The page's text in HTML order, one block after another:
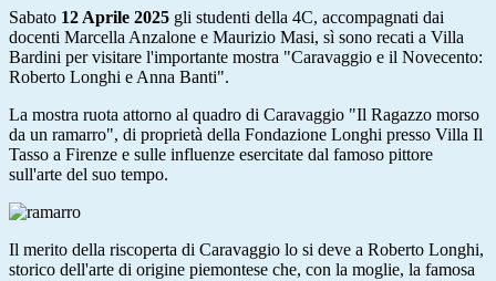
Sabato 12 Aprile 2025 gli studenti della 4C, accompagnati dai
docenti Marcella Anzalone e Maurizio Masi, sì sono recati a Villa
Bardini per visitare l'importante mostra "Caravaggio e il Novecento:
Roberto Longhi e Anna Banti".
La mostra ruota attorno al quadro di Caravaggio "Il Ragazzo morso
da un ramarro", di proprietà della Fondazione Longhi presso Villa Il
Tasso a Firenze e sulle influenze esercitate dal famoso pittore
sull'arte del suo tempo.
Il merito della riscoperta di Caravaggio lo si deve a Roberto Longhi,
storico dell'arte di origine piemontese che, con la moglie, la famosa